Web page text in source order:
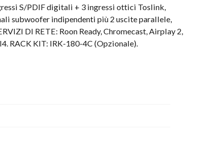
S/PDIF digitali + 3 ingressi ottici Toslink,
subwoofer indipendenti più 2 uscite parallele,
DI RETE: Roon Ready, Chromecast, Airplay 2,
RACK KIT: IRK-180-4C (Opzionale).